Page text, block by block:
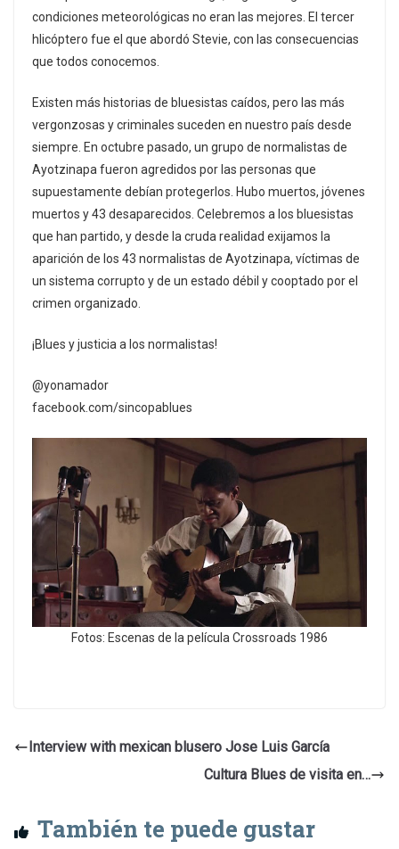
condiciones meteorológicas no eran las mejores. El tercer
hlicóptero fue el que abordó Stevie, con las consecuencias
que todos conocemos.
Existen más historias de bluesistas caídos, pero las más
vergonzosas y criminales suceden en nuestro país desde
siempre. En octubre pasado, un grupo de normalistas de
Ayotzinapa fueron agredidos por las personas que
supuestamente debían protegerlos. Hubo muertos, jóvenes
muertos y 43 desaparecidos. Celebremos a los bluesistas
que han partido, y desde la cruda realidad exijamos la
aparición de los 43 normalistas de Ayotzinapa, víctimas de
un sistema corrupto y de un estado débil y cooptado por el
crimen organizado.
¡Blues y justicia a los normalistas!
@yonamador
facebook.com/sincopablues
Fotos: Escenas de la película Crossroads 1986
Interview with mexican blusero Jose Luis García
Cultura Blues de visita en…
También te puede gustar